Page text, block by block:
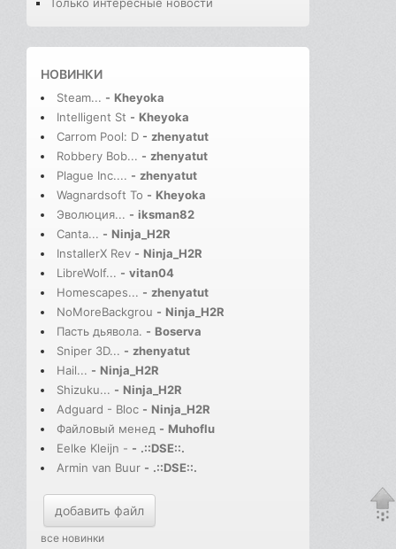
Только интересные новости
НОВИНКИ
Steam... - Kheyoka
Intelligent St - Kheyoka
Carrom Pool: D - zhenyatut
Robbery Bob... - zhenyatut
Plague Inc.... - zhenyatut
Wagnardsoft To - Kheyoka
Эволюция... - iksman82
Canta... - Ninja_H2R
InstallerX Rev - Ninja_H2R
LibreWolf... - vitan04
Homescapes... - zhenyatut
NoMoreBackgrou - Ninja_H2R
Пасть дьявола. - Boserva
Sniper 3D... - zhenyatut
Hail... - Ninja_H2R
Shizuku... - Ninja_H2R
Adguard - Bloc - Ninja_H2R
Файловый менед - Muhoflu
Eelke Kleijn - - .::DSE::.
Armin van Buur - .::DSE::.
добавить файл
все новинки